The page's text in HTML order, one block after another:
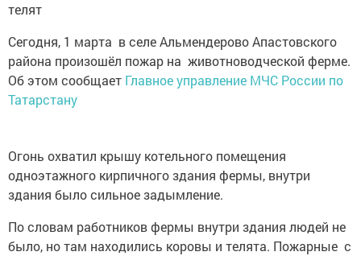
телят
Сегодня, 1 марта в селе Альмендерово Апастовского
района произошёл пожар на животноводческой ферме.
Об этом сообщает Главное управление МЧС России по
Татарстану
Огонь охватил крышу котельного помещения
одноэтажного кирпичного здания фермы, внутри
здания было сильное задымление.
По словам работников фермы внутри здания людей не
было, но там находились коровы и телята. Пожарные с